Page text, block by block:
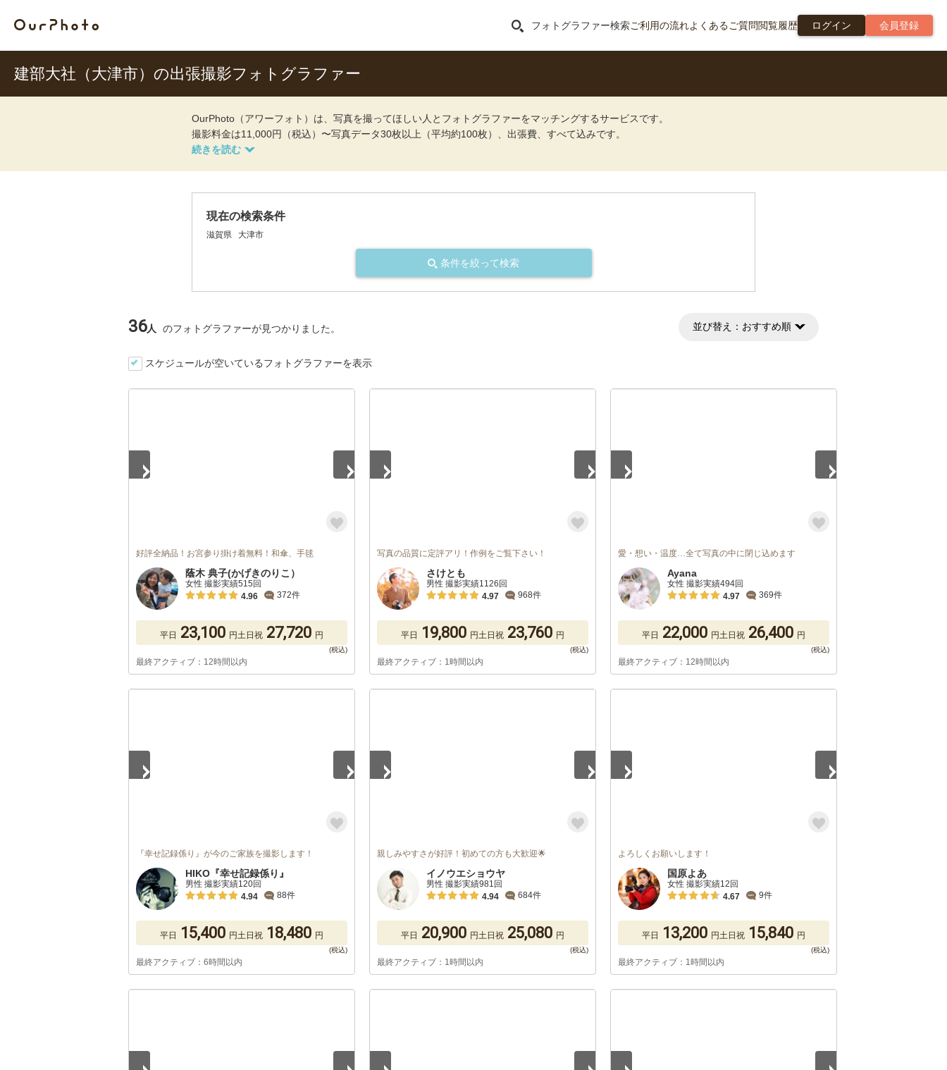
フォトグラファー検索ご利用の流れよくあるご質問閲覧履歴 ログイン 会員登録
建部大社（大津市）の出張撮影フォトグラファー
OurPhoto（アワーフォト）は、写真を撮ってほしい人とフォトグラファーをマッチングするサービスです。
撮影料金は11,000円（税込）〜写真データ30枚以上（平均約100枚）、出張費、すべて込みです。
現在の検索条件
滋賀県 大津市
条件を絞って検索
36人 のフォトグラファーが見つかりました。 並び替え： おすすめ順
スケジュールが空いているフォトグラファーを表示
好評全納品！お宮参り掛け着無料！和傘、手毬
蔭木 典子(かげきのりこ）
女性 撮影実績515回
4.96
372件
平日 23,100 円土日祝 27,720 円
最終アクティブ：12時間以内
写真の品質に定評アリ！作例をご覧下さい！
さけとも
男性 撮影実績1126回
4.97
968件
平日 19,800 円土日祝 23,760 円
最終アクティブ：1時間以内
愛・想い・温度…全て写真の中に閉じ込めます
Ayana
女性 撮影実績494回
4.97
369件
平日 22,000 円土日祝 26,400 円
最終アクティブ：12時間以内
『幸せ記録係り』が今のご家族を撮影します！
HIKO『幸せ記録係り』
男性 撮影実績120回
4.94
88件
平日 15,400 円土日祝 18,480 円
最終アクティブ：6時間以内
親しみやすさが好評！初めての方も大歓迎🌟
イノウエショウヤ
男性 撮影実績981回
4.94
684件
平日 20,900 円土日祝 25,080 円
最終アクティブ：1時間以内
よろしくお願いします！
国原よあ
女性 撮影実績12回
4.67
9件
平日 13,200 円土日祝 15,840 円
最終アクティブ：1時間以内